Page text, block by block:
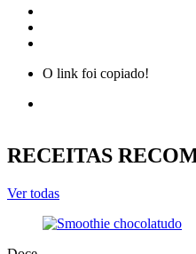
O link foi copiado!
RECEITAS
Ver todas